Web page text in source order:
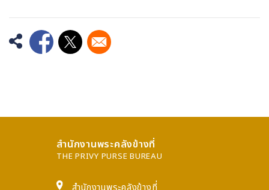
Opens in a new window
Opens in a new window
สำนักงานพระคลังข้างที่
THE PRIVY PURSE BUREAU